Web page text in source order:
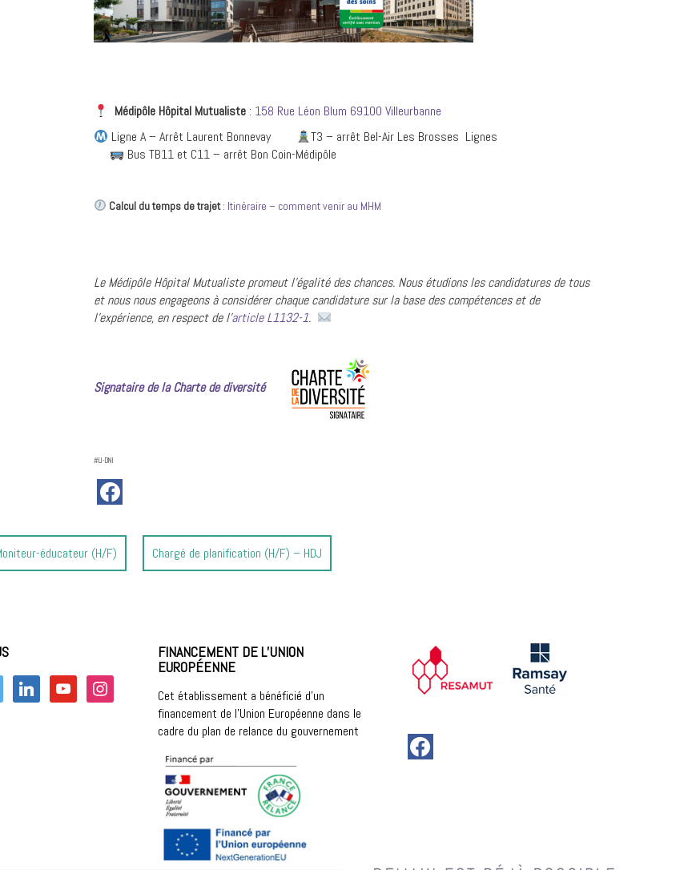
Médipôle Hôpital Mutualiste : 158 Rue Léon Blum 69100 Villeurbanne
Ligne A – Arrêt Laurent Bonnevay
T3 – arrêt Bel-Air Les Brosses Lignes
Bus TB11 et C11 – arrêt Bon Coin-Médipôle
Calcul du temps de trajet: Itinéraire – comment venir au MHM
Le Médipôle Hôpital Mutualiste promeut l’égalité des chances. Nous étudions les candidatures de tous
et nous nous engageons à considérer chaque candidature sur la base des compétences et de
l’expérience, en respect de l’article L1132-1.
Signataire de la Charte de diversité
#LI-DNI
éducateur (H/F)
Article
suivant
Chargé de planification (H/F) – HDJ
linkedin youtube instagram
FINANCEMENT DE L’UNION
EUROPÉENNE
Cet établissement a bénéficié d’un
financement de l’Union Européenne dans le
cadre du plan de relance du gouvernement